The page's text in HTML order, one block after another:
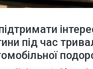
під час